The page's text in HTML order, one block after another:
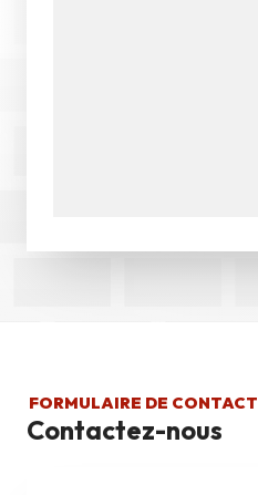
FORMULAIRE DE CONTACT
Contactez-nous